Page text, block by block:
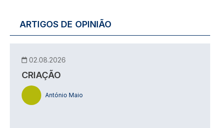
ARTIGOS DE OPINIÃO
02.08.2026
CRIAÇÃO
António Maio